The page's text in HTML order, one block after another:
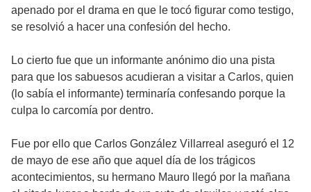
apenado por el drama en que le tocó figurar como testigo,
se resolvió a hacer una confesión del hecho.
Lo cierto fue que un informante anónimo dio una pista
para que los sabuesos acudieran a visitar a Carlos, quien
(lo sabía el informante) terminaría confesando porque la
culpa lo carcomía por dentro.
Fue por ello que Carlos González Villarreal aseguró el 12
de mayo de ese año que aquel día de los trágicos
acontecimientos, su hermano Mauro llegó por la mañana